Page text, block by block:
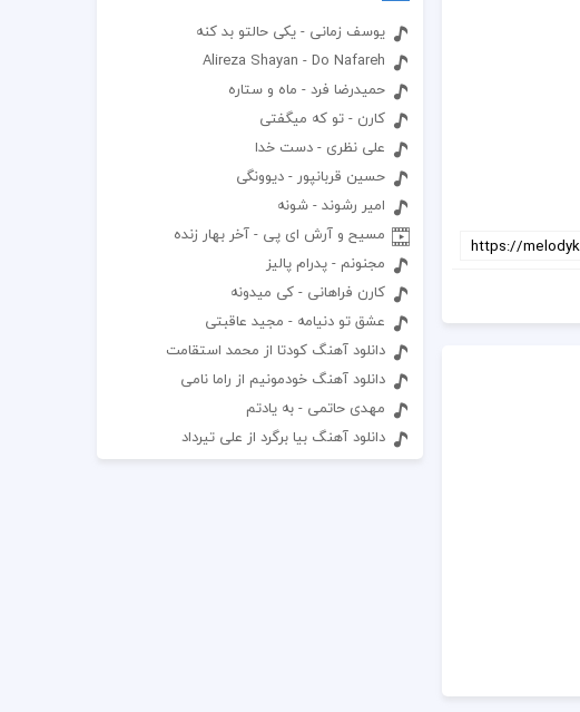
یوسف زمانی - یکی حالتو بد کنه
Alireza Shayan - Do Nafareh
حمیدرضا فرد - ماه و ستاره
کارن - تو که میگفتی
علی نظری - دست خدا
حسین قربانپور - دیوونگی
امیر رشوند - شونه
مسیح و آرش ای پی - آخر بهار زنده
مجنونم - پدرام پالیز
کارن فراهانی - کی میدونه
عشق تو دنیامه - مجید عاقبتی
دانلود آهنگ کودتا از محمد استقامت
دانلود آهنگ خودمونیم از راما نامی
مهدی حاتمی - به یادتم
دانلود آهنگ بیا برگرد از علی تیرداد